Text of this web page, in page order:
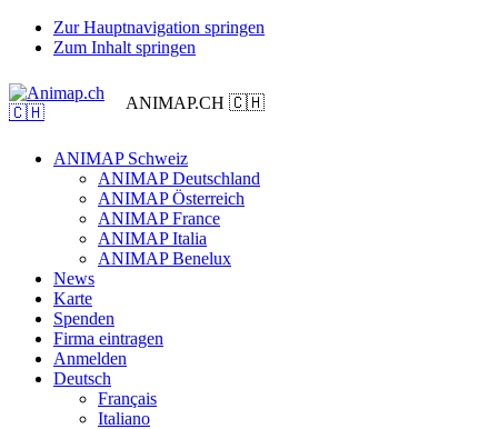
Zur Hauptnavigation springen
Zum Inhalt springen
ANIMAP.CH 🇨🇭
ANIMAP Schweiz
ANIMAP Deutschland
ANIMAP Österreich
ANIMAP France
ANIMAP Italia
ANIMAP Benelux
News
Karte
Spenden
Firma eintragen
Anmelden
Deutsch
Français
Italiano